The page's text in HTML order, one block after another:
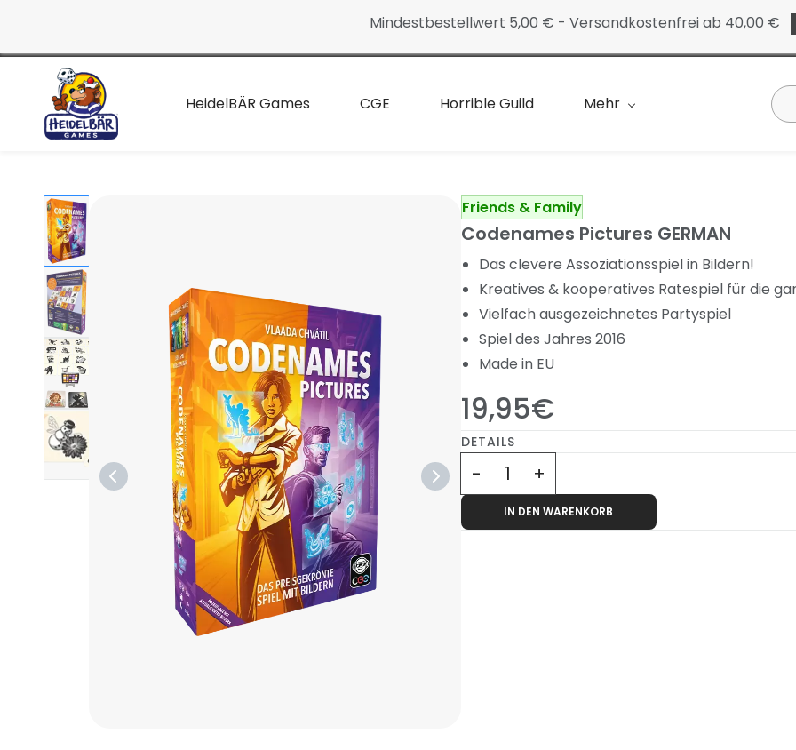
main
HeidelBÄR Games
CGE Horrible Guild Mehr
Friends & Family
Codenames Pictures GERMAN
Das clevere Assoziationsspiel in Bildern!
Kreatives & kooperatives Ratespiel für die
Vielfach ausgezeichnetes Partyspiel
Spiel des Jahres 2016
Made in EU
19,95€
DETAILS
IN DEN WARENKORB
Mindestbestellwert 5,00 € - Versandkostenfrei ab 40,00 €